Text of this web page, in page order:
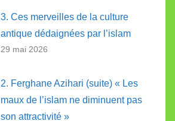
3. Ces merveilles de la culture
antique dédaignées par l’islam
29 mai 2026
2. Ferghane Azihari (suite) « Les
maux de l’islam ne diminuent pas
son attractivité »